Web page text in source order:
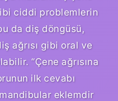
ciddi problemlerin
da diş döngüsü,
ağrısı gibi oral ve
“Çene ağrısına
ilk cevabı
eklemdir